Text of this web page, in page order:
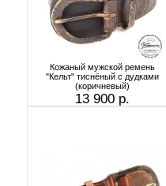
Кожаный мужской ремень
"Кельт" тиснёный с дудками
(коричневый)
13 900 р.